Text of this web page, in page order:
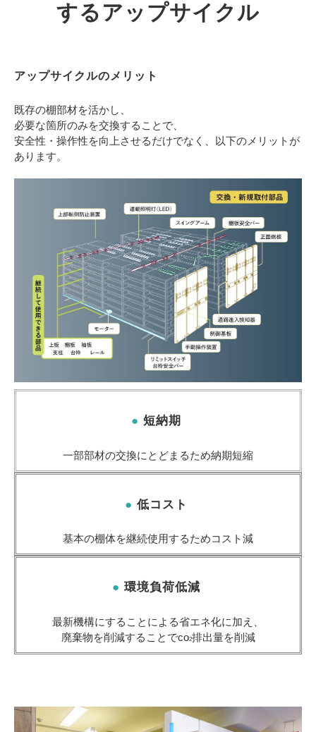
するアップサイクル
アップサイクルのメリット
既存の棚部材を活かし、
必要な箇所のみを交換することで、
安全性・操作性を向上させるだけでなく、以下のメリットが
あります。
● 短納期
一部部材の交換にとどまるため納期短縮
● 低コスト
基本の棚体を継続使用するためコスト減
● 環境負荷低減
最新機構にすることによる省エネ化に加え、
廃棄物を削減することでco2排出量を削減